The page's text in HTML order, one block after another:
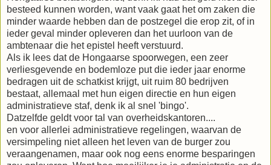
besteed kunnen worden, want vaak gaat het om zaken die
minder waarde hebben dan de postzegel die erop zit, of in
ieder geval minder opleveren dan het uurloon van de
ambtenaar die het epistel heeft verstuurd.
Als ik lees dat de Hongaarse spoorwegen, een zeer
verliesgevende en bodemloze put die ieder jaar enorme
bedragen uit de schatkist krijgt, uit ruim 80 bedrijven
bestaat, allemaal met hun eigen directie en hun eigen
administratieve staf, denk ik al snel 'bingo'.
Datzelfde geldt voor tal van overheidskantoren....
en voor allerlei administratieve regelingen, waarvan de
versimpeling niet alleen het leven van de burger zou
veraangenamen, maar ook nog eens enorme besparingen